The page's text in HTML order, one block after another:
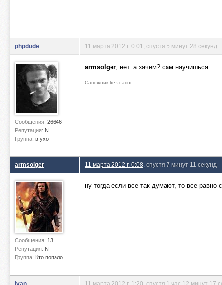
phpdude
Сообщения: 26646
Репутация: N
Группа: в ухо
11 марта 2012 г. 0:01 , спустя 5 минут 28 секунд
armsolger, нет. а зачем? сам научишься
Сапожник без сапог
armsolger
Сообщения: 13
Репутация: N
Группа: Кто попало
11 марта 2012 г. 0:08 , спустя 7 минут 11 секунд
ну тогда если все так думают, то все
Ivan 11 марта 2012 г. 1:20 , спустя 1 час 12 минут 17